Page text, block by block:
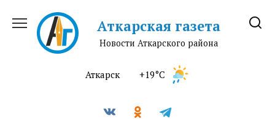
содержанию
Аткарская газета
Новости Аткарского района
Аткарск +19°C